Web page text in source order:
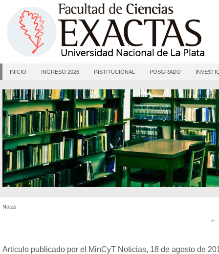
INICIO INGRESO 2026 INSTITUCIONAL POSGRADO
Notas
Articulo publicado por el MinCyT Noticias, 18 de agosto de